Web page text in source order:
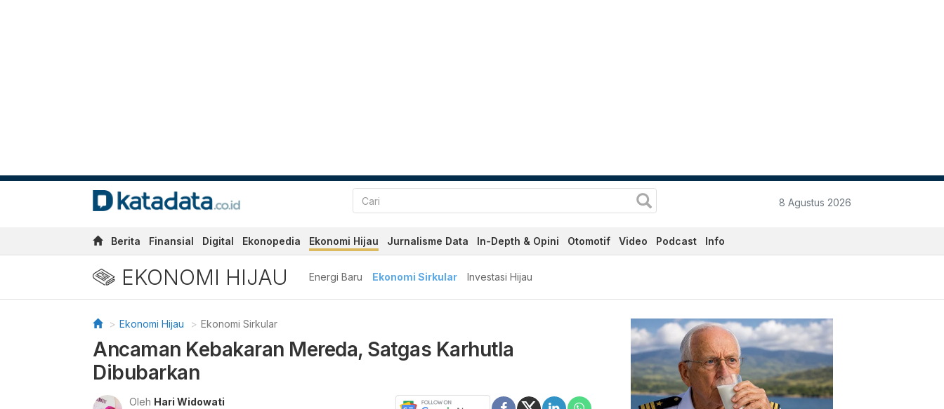
8 Agustus 2026
Berita Finansial Digital Ekonopedia Ekonomi Hijau Jurnalisme Data In-Depth & Opini Otomotif Video Podcast Info
EKONOMI HIJAU Energi Baru Ekonomi Sirkular Investasi Hijau
Ekonomi Hijau Ekonomi Sirkular
Ancaman Kebakaran Mereda, Satgas Karhutla
Dibubarkan
Oleh Hari Widowati